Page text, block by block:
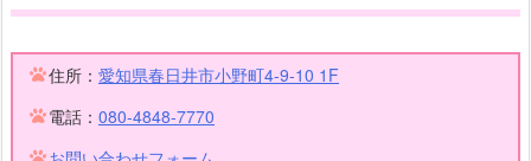
住所： 愛知県春日井市小野町4-9-10 1F
電話： 080-4848-7770